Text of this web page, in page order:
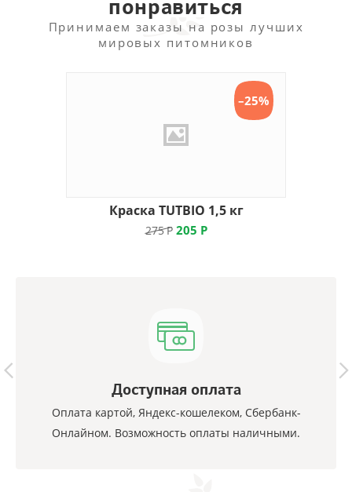
понравиться
Принимаем заказы на розы лучших
мировых питомников
–25%
Краска TUTBIO 1,5 кг
275Р 205 Р
Доступная оплата
Оплата картой, Яндекс-кошелеком, Сбербанк-
Онлайном. Возможность оплаты наличными.